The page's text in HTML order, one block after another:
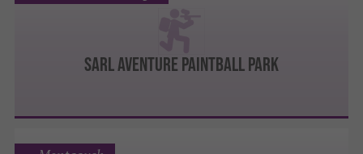
SARL AVENTURE PAINTBALL PARK